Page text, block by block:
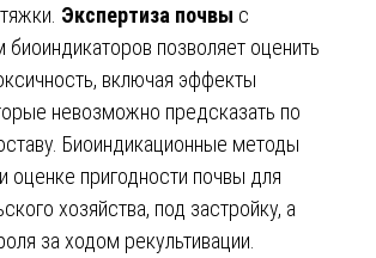
Экспертиза почвы с
биоиндикаторов позволяет оценить
включая эффекты
невозможно предсказать по
Биоиндикационные методы
оценке пригодности почвы для
хозяйства, под застройку, а
за ходом рекультивации.